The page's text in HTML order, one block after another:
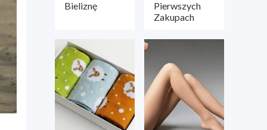
Bieliznę
Pierwszych
Zakupach